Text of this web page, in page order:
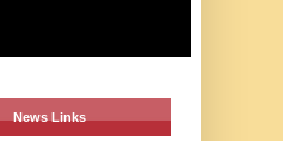
News Links